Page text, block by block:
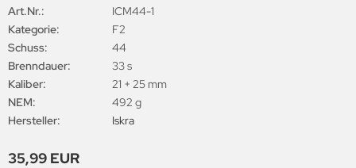
Art.Nr.:
ICM44-1
Kategorie:
F2
Schuss:
44
Brenndauer:
33 s
Kaliber:
21 + 25 mm
NEM:
492 g
Hersteller:
Iskra
35,99 EUR